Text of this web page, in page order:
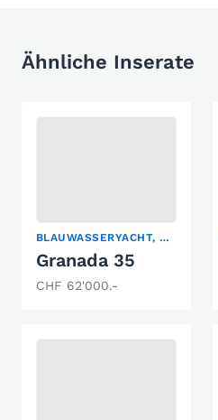
Ähnliche Inserate
BLAUWASSERYACHT, KIELBOOT, SEGELYACHT
Granada 35
CHF 62'000.-